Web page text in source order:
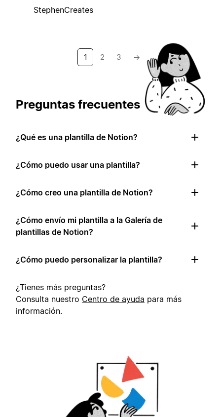
StephenCreates
1 2 3 →
Preguntas frecuentes
¿Qué es una plantilla de Notion?
¿Cómo puedo usar una plantilla?
¿Cómo creo una plantilla de Notion?
¿Cómo envío mi plantilla a la Galería de
plantillas de Notion?
¿Cómo puedo personalizar la plantilla?
¿Tienes más preguntas?
Consulta nuestro Centro de ayuda para más
información.